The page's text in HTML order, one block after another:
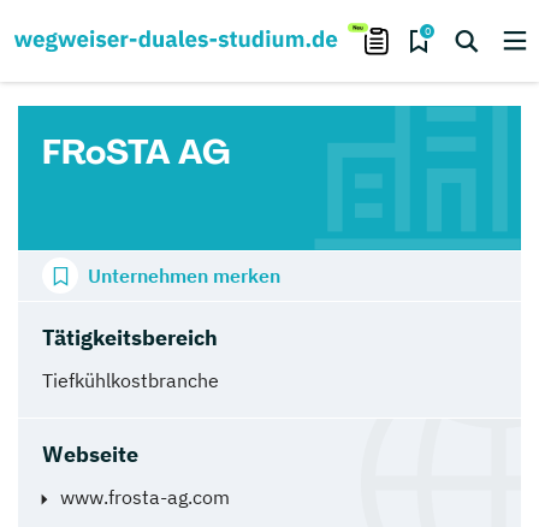
0
FRoSTA AG
Tätigkeitsbereich
Tiefkühlkostbranche
Webseite
www.frosta-ag.com
Unternehmen merken